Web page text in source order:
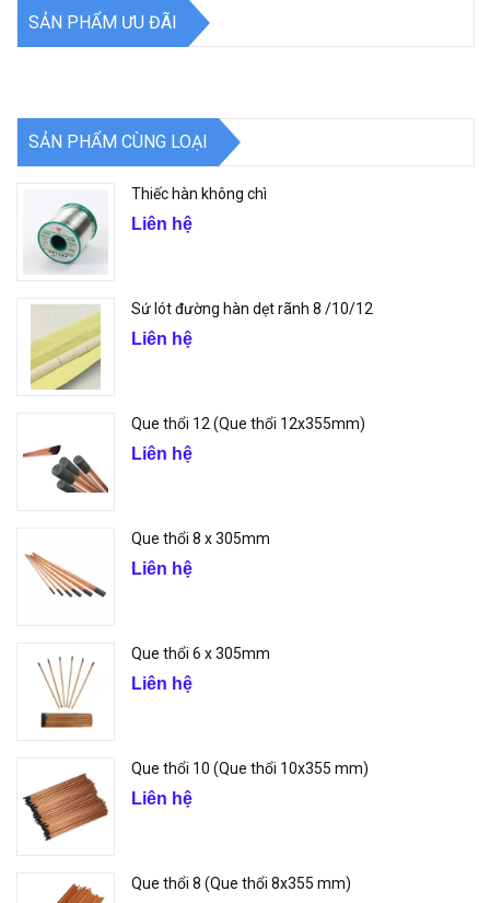
SẢN PHẨM ƯU ĐÃI
SẢN PHẨM CÙNG LOẠI
Thiếc hàn không chì
Liên hệ
Sứ lót đường hàn dẹt rãnh 8 /10/12
Liên hệ
Que thổi 12 (Que thổi 12x355mm)
Liên hệ
Que thổi 8 x 305mm
Liên hệ
Que thổi 6 x 305mm
Liên hệ
Que thổi 10 (Que thổi 10x355 mm)
Liên hệ
Que thổi 8 (Que thổi 8x355 mm)